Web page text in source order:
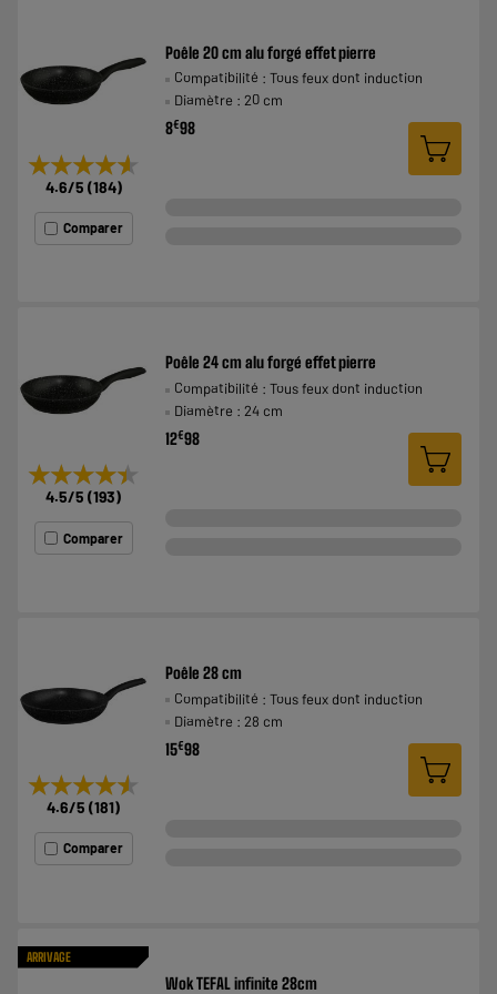
★★★★★
★★★★★
4.6/5 (184)
Comparer
Poêle 20 cm alu forgé effet pierre
Compatibilité : Tous feux dont induction
Diamètre : 20 cm
8€98
★★★★★
★★★★★
4.5/5 (193)
Comparer
Poêle 24 cm alu forgé effet pierre
Compatibilité : Tous feux dont induction
Diamètre : 24 cm
12€98
★★★★★
★★★★★
4.6/5 (181)
Comparer
Poêle 28 cm
Compatibilité : Tous feux dont induction
Diamètre : 28 cm
15€98
ARRIVAGE
Wok TEFAL infinite 28cm